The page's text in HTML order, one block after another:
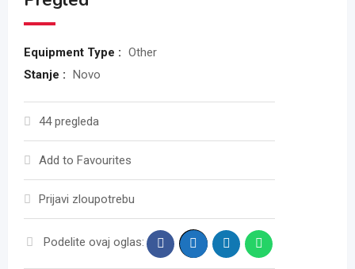
Equipment Type : Other
Stanje : Novo
44 pregleda
Add to Favourites
Prijavi zloupotrebu
Podelite ovaj oglas: